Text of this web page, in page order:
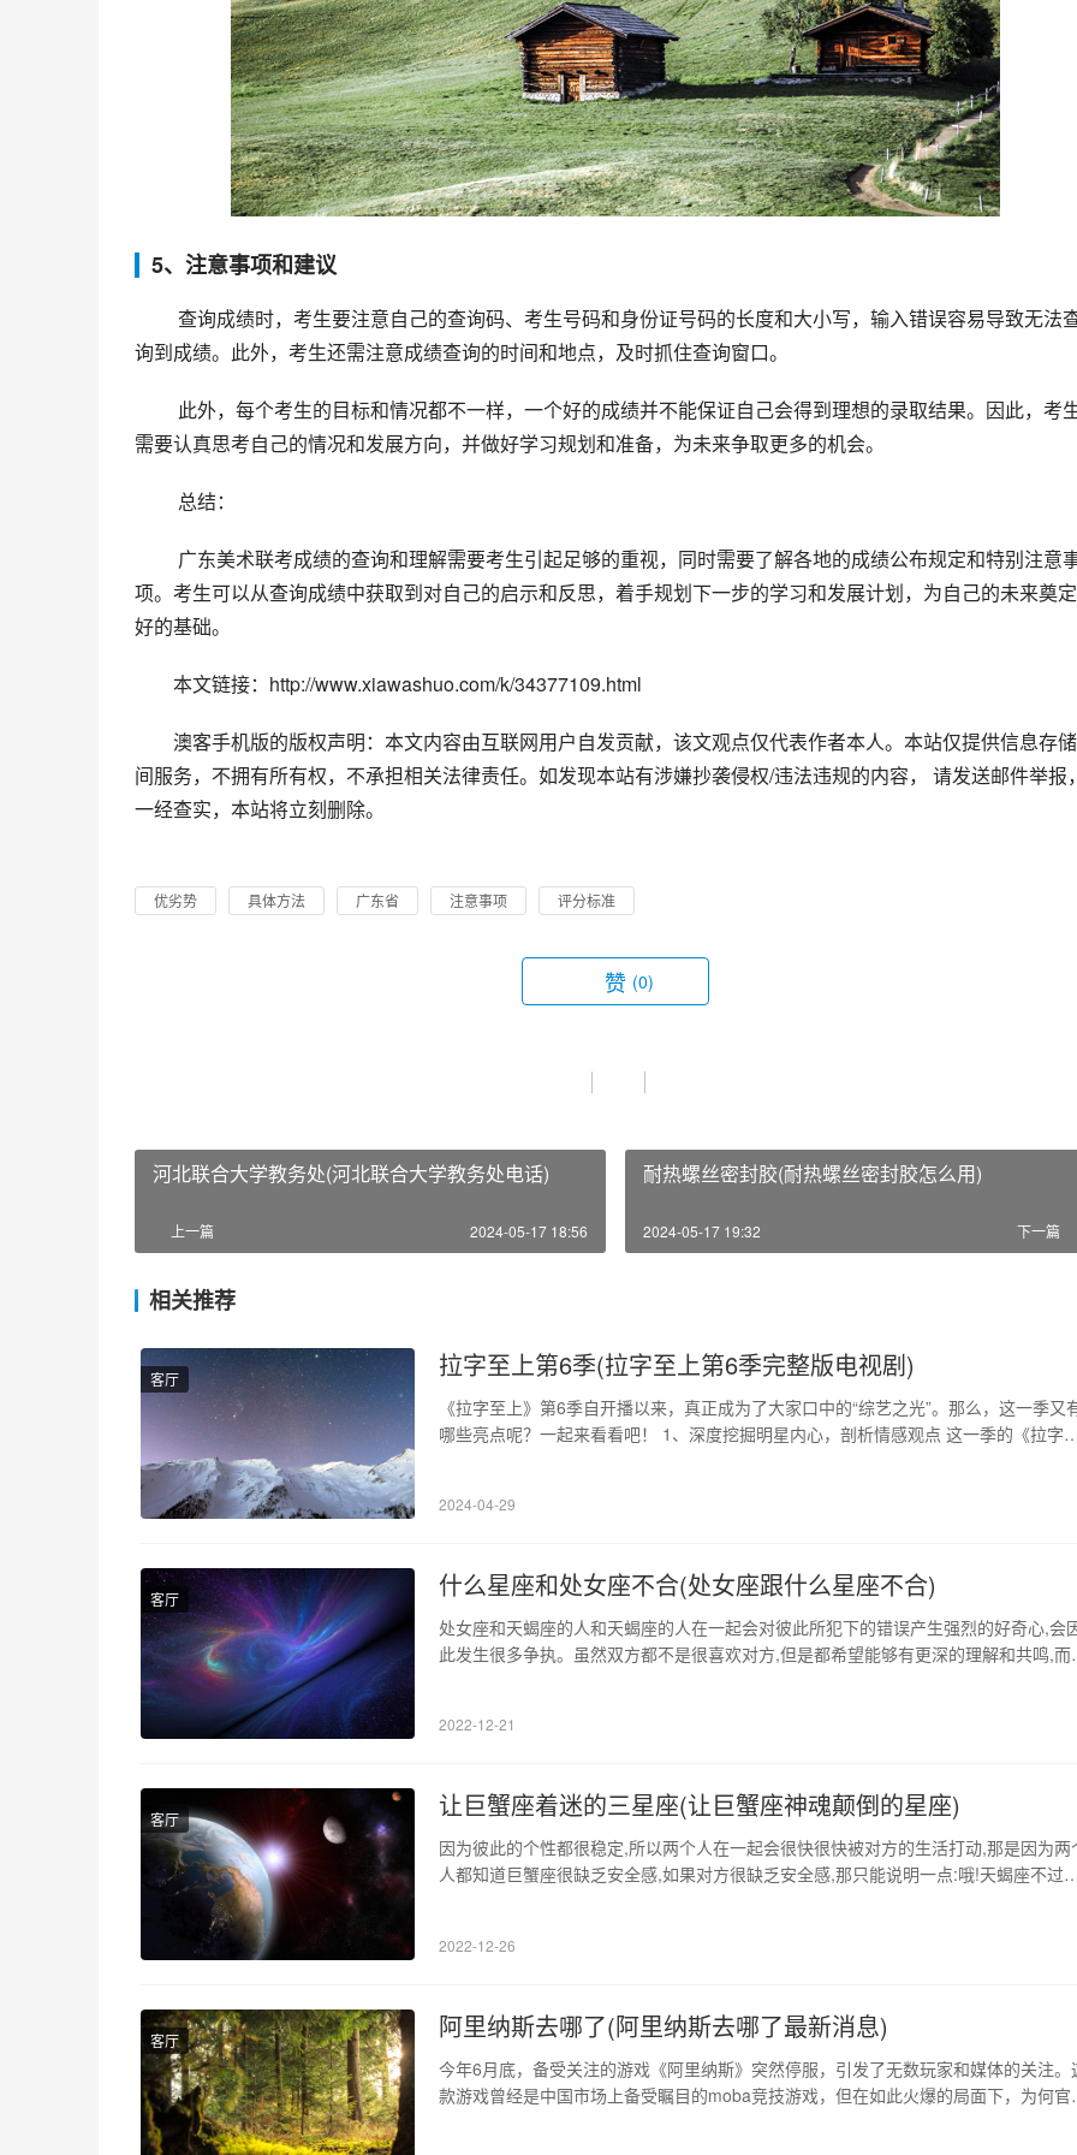
5、注意事项和建议
询到成绩。此外，考生还需注意成绩查询的时间和地点，及时抓住查询窗口。
需要认真思考自己的情况和发展方向，并做好学习规划和准备，为未来争取更多的机会。
总结：
项。考生可以从查询成绩中获取到对自己的启示和反思，着手规划下一步的学习和发展计划，为自己的未来奠
好的基础。
本文链接：http://www.xiawashuo.com/k/34377109.html
澳客手机版的版权声明：本文内容由互联网用户自发贡献，该文观点仅代表作者本人。本站仅提供信息存
间服务，不拥有所有权，不承担相关法律责任。如发现本站有涉嫌抄袭侵权/违法违规的内容， 请发送邮件举报，
一经查实，本站将立刻删除。
优劣势 具体方法 广东省 注意事项 评分标准
赞 (0)
河北联合大学教务处(河北联合大学教务处电话)
上一篇 2024-05-17 18:56
耐热螺丝密封胶(耐热螺丝密封胶怎么用)
下一篇
2024-05-17 19:32
相关推荐
客厅 拉字至上第6季(拉字至上第6季完整版电视剧)
《拉字至上》第6季自开播以来，真正成为了大家口中的“综艺之光”。那么，这一季又
哪些亮点呢？一起来看看吧！ 1、深度挖掘明星内心，剖析情感观点 这一季的《拉字
对爱情做出勇敢的决策等等，透过明星的经历，探讨并…
2024-04-29
客厅 什么星座和处女座不合(处女座跟什么星座不合)
处女座和天蝎座的人和天蝎座的人在一起会对彼此所犯下的错误产生强烈的好奇心,会
此发生很多争执。虽然双方都不是很喜欢对方,但是都希望能够有更深的理解和共鸣,而
他们都是那种喜欢唠叨的人。所以在很多矛盾发…
2022-12-21
客厅 让巨蟹座着迷的三星座(让巨蟹座神魂颠倒的星座)
因为彼此的个性都很稳定,所以两个人在一起会很快很快被对方的生活打动,那是因为两
人都知道巨蟹座很缺乏安全感,如果对方很缺乏安全感,那只能说明一点:哦!天蝎座不过
不敢靠近的星座 实在是没有什么好歪门…
2022-12-26
客厅 阿里纳斯去哪了(阿里纳斯去哪了最新消息)
今年6月底，备受关注的游戏《阿里纳斯》突然停服，引发了无数玩家和媒体的关注。
款游戏曾经是中国市场上备受瞩目的moba竞技游戏，但在如此火爆的局面下，为何官